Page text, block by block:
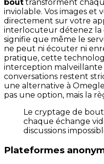
bout transforment
inviolable. Vos images et
directement sur votre
interlocuteur détenez la
signifie que même le
ne peut ni écouter ni
pratique, cette
interception
conversations restent
une alternative à
pas une option, mais la
Le cryptage de
chaque échange
discussions
Plateformes